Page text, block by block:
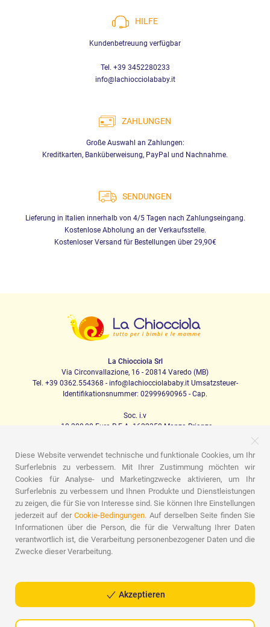
HILFE
Kundenbetreuung verfügbar
Tel. +39 3452280233
info@lachiocciolababy.it
ZAHLUNGEN
Große Auswahl an Zahlungen:
Kreditkarten, Banküberweisung, PayPal und Nachnahme.
SENDUNGEN
Lieferung in Italien innerhalb von 4/5 Tagen nach Zahlungseingang.
Kostenlose Abholung an der Verkaufsstelle.
Kostenloser Versand für Bestellungen über 29,90€
La Chiocciola Srl
Via Circonvallazione, 16 - 20814 Varedo (MB)
Tel. +39 0362.554368 - info@lachiocciolababy.it Umsatzsteuer-
Identifikationsnummer: 02999690965 - Cap.
Soc. i.v
. 10.200,00 Euro R.E.A. 1622350 Monza Brianza
PRODOTTI
Ich laufe
Kindersitze Das Haus
Babynahrung
Schlafen
Babyhygiene Mama und Baby
Bekleidung
Spiel
Geschenk-Karte Set für Babys
Geschenk-Ideen
Zimmer für Kinder
Werbeaktionen Werbeaktionen Marchi
Datenschutzrichtlinie
Cookie-Richtlinie
Diese Website verwendet technische und funktionale Cookies, um Ihr
Surferlebnis zu verbessern. Mit Ihrer Zustimmung möchten wir
Cookies für Analyse- und Marketingzwecke aktivieren, um Ihr
Surferlebnis zu verbessern und Ihnen Produkte und Dienstleistungen
zu zeigen, die für Sie von Interesse sind. Sie können Ihre Einstellungen
jederzeit auf derCookie-Bedingungen. Auf derselben Seite finden Sie
Informationen über die Person, die für die Verwaltung Ihrer Daten
verantwortlich ist, die Verarbeitung personenbezogener Daten und die
Zwecke dieser Verarbeitung.
Akzeptieren